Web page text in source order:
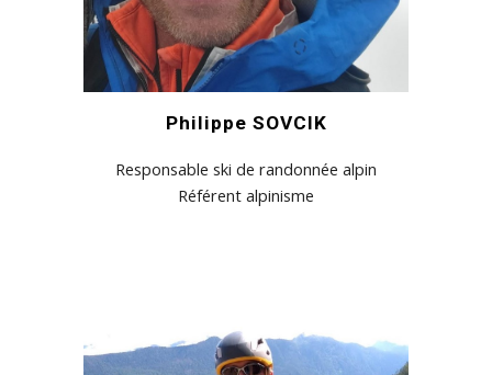
Philippe SOVCIK
Responsable ski de randonnée alpin
Référent alpinisme